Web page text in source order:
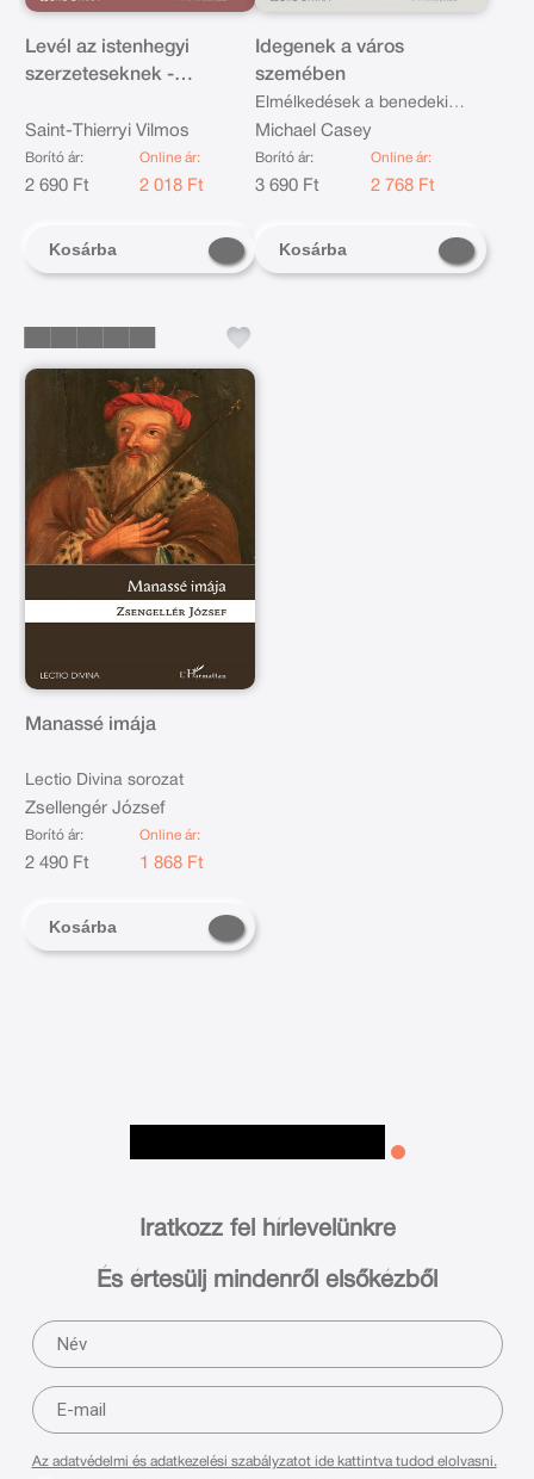
Levél az istenhegyi
szerzeteseknek -
Saint-Thierryi Vilmos
Borító ár:
2 690 Ft
Online ár:
2 018 Ft
Kosárba
Idegenek a város
szemében
Elmélkedések a benedeki
Regula eszméiről és értékeiről
Michael Casey
Borító ár:
3 690 Ft
Online ár:
2 768 Ft
Kosárba
Manassé imája
Lectio Divina sorozat
Zsellengér József
Borító ár:
2 490 Ft
Online ár:
1 868 Ft
Kosárba
Iratkozz fel hírlevelünkre
És értesülj mindenről elsőkézből
Az adatvédelmi és adatkezelési szabályzatot ide kattintva tudod elolvasni.